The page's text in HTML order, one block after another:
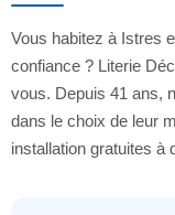
Vous habitez à Istres
confiance ? Literie
vous. Depuis 41 ans,
dans le choix de leur
installation gratuites à